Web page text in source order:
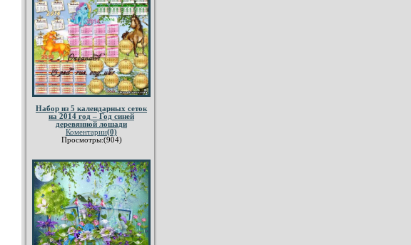
Набор из 5 календарных сеток
на 2014 год – Год синей
деревянной лошади
Коментарии(0)
Просмотры:(904)